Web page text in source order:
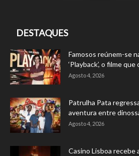
DESTAQUES
Famosos reúnem-se
‘Playback’, o filme que
Agosto 4, 2026
Patrulha Pata
aventura entre
Agosto 4, 2026
Casino Lisboa recebe